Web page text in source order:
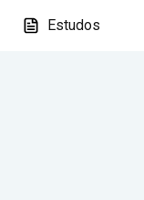
Estudos